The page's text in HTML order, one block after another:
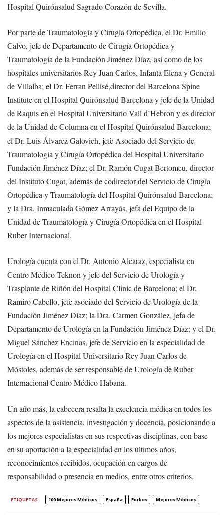
Hospital Quirónsalud Sagrado Corazón de Sevilla.
Por parte de Traumatología y Cirugía Ortopédica, el Dr. Emilio
Calvo, jefe de Departamento de Cirugía Ortopédica y
Traumatología de la Fundación Jiménez Díaz, así como de los
hospitales universitarios Rey Juan Carlos, Infanta Elena y General
de Villalba; el Dr. Ferran Pellisé,director del Barcelona Spine
Institute en el Hospital Quirónsalud Barcelona y jefe de la Unidad
de Raquis en el Hospital Universitario Vall d’Hebron y es director
de la Unidad de Columna en el Hospital Quirónsalud Barcelona;
el Dr. Luis Álvarez Galovich, jefe Asociado del Servicio de
Traumatología y Cirugía Ortopédica del Hospital Universitario
Fundación Jiménez Díaz; el Dr. Ramón Cugat Bertomeu, director
del Instituto Cugat, además de codirector del Servicio de Cirugía
Ortopédica y Traumatología del Hospital Quirónsalud Barcelona;
y la Dra. Inmaculada Gómez Arrayás, jefa del Equipo de la
Unidad de Traumatología y Cirugía Ortopédica en el Hospital
Ruber Internacional.
Urología cuenta con el Dr. Antonio Alcaraz, especialista en
Centro Médico Teknon y jefe del Servicio de Urología y
Trasplante de Riñón del Hospital Clinic de Barcelona; el Dr.
Ramiro Cabello, jefe asociado del Servicio de Urología de la
Fundación Jiménez Díaz; la Dra. Carmen González, jefa de
Departamento de Urología en la Fundación Jiménez Díaz; y el Dr.
Miguel Sánchez Encinas, jefe de Servicio en la especialidad de
Urología en el Hospital Universitario Rey Juan Carlos de
Móstoles, además de ser responsable de Urología de Ruber
Internacional Centro Médico Habana.
Un año más, la cabecera resalta la excelencia médica en todos los
aspectos de la asistencia, investigación y docencia, posicionando a
los mejores especialistas en sus respectivas disciplinas, con base
en su aportación a la especialidad en los últimos años,
reconocimientos recibidos, ocupación en cargos de
responsabilidad o presencia en medios, entre otros criterios.
ETIQUETAS 100 Mejores Médicos España Forbes Mejores Médicos